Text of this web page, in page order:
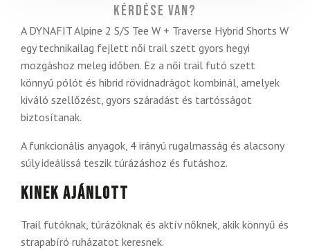
Kérdése van?
A DYNAFIT Alpine 2 S/S Tee W + Traverse Hybrid Shorts W
egy technikailag fejlett női trail szett gyors hegyi
mozgáshoz meleg időben. Ez a női trail futó szett
könnyű pólót és hibrid rövidnadrágot kombinál, amelyek
kiváló szellőzést, gyors száradást és tartósságot
biztosítanak.
A funkcionális anyagok, 4 irányú rugalmasság és alacsony
súly ideálissá teszik túrázáshoz és futáshoz.
Kinek ajánlott
Trail futóknak, túrázóknak és aktív nőknek, akik könnyű és
strapabíró ruházatot keresnek.